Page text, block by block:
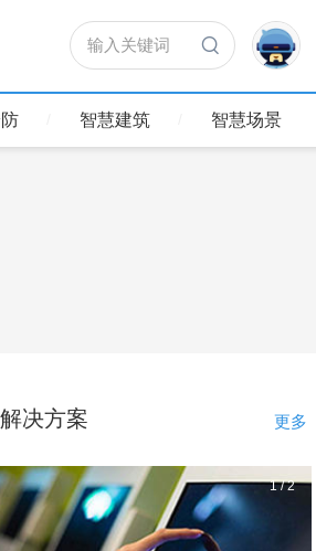
输入关键词
智慧建筑 智慧场景
解决方案 更多
1/2